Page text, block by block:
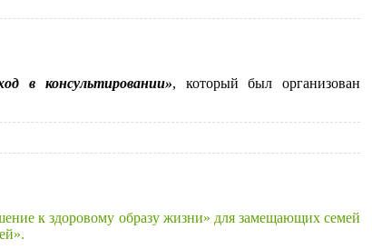
в консультировании», который был организован
к здоровому образу жизни» для замещающих семей